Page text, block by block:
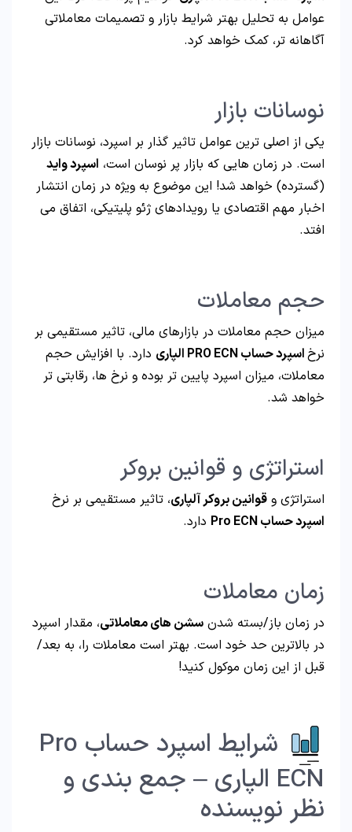
عوامل به تحلیل بهتر شرایط بازار و تصمیمات معاملاتی
آگاهانه ‌تر، کمک خواهد کرد.
نوسانات بازار
یکی از اصلی ‌ترین عوامل تاثیر گذار بر اسپرد، نوسانات بازار
است. در زمان‌ هایی که بازار پر نوسان است، اسپرد واید
(گسترده) خواهد شد! این موضوع به ویژه در زمان‌ انتشار
اخبار مهم اقتصادی یا رویدادهای ژئو پلیتیکی، اتفاق می
افتد.
حجم معاملات
میزان حجم معاملات در بازارهای مالی، تاثیر مستقیمی بر
نرخاسپرد حساب PRO ECN الپاری
دارد. با افزایش حجم
معاملات، میزان اسپرد پایین تر بوده و نرخ ها، رقابتی تر
خواهد شد.
استراتژی و قوانین بروکر
استراتژی و قوانین بروکر آلپاری، تاثیر مستقیمی بر نرخ
اسپرد حساب Pro ECN
دارد.
زمان معاملات
در زمان باز/بسته شدن سشن های معاملاتی، مقدار اسپرد
در بالاترین حد خود است. بهتر است معاملات را، به بعد/
قبل از این زمان موکول کنید!
شرایط اسپرد حساب Pro
ECN الپاری – جمع بندی و
نظر نویسنده